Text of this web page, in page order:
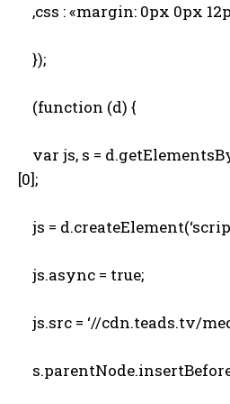
,css : «margin: 0px 0px
});
(function (d) {
var js, s =
[0];
js =
js.async = true;
js.src = ‘//cdn.teads.tv/